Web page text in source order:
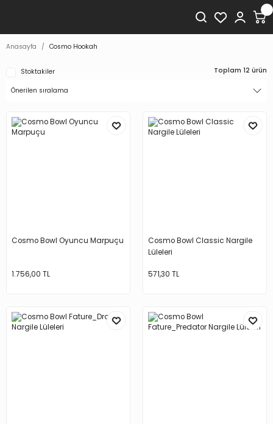
Anasayfa Cosmo Hookah
Stoktakiler Toplam 12 ürün
Cosmo Bowl Oyuncu Marpuçu
1.756,00 TL
Cosmo Bowl Classic Nargile
Lüleleri
571,30 TL